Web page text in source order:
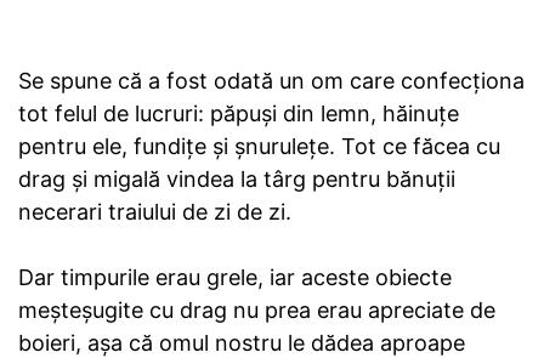
Se spune că a fost odată un om care confecţiona
tot felul de lucruri: păpuşi din lemn, hăinuţe
pentru ele, fundiţe și şnuruleţe. Tot ce făcea cu
drag și migală vindea la târg pentru bănuții
necerari traiului de zi de zi.
Dar timpurile erau grele, iar aceste obiecte
meșteșugite cu drag nu prea erau apreciate de
boieri, așa că omul nostru le dădea aproape